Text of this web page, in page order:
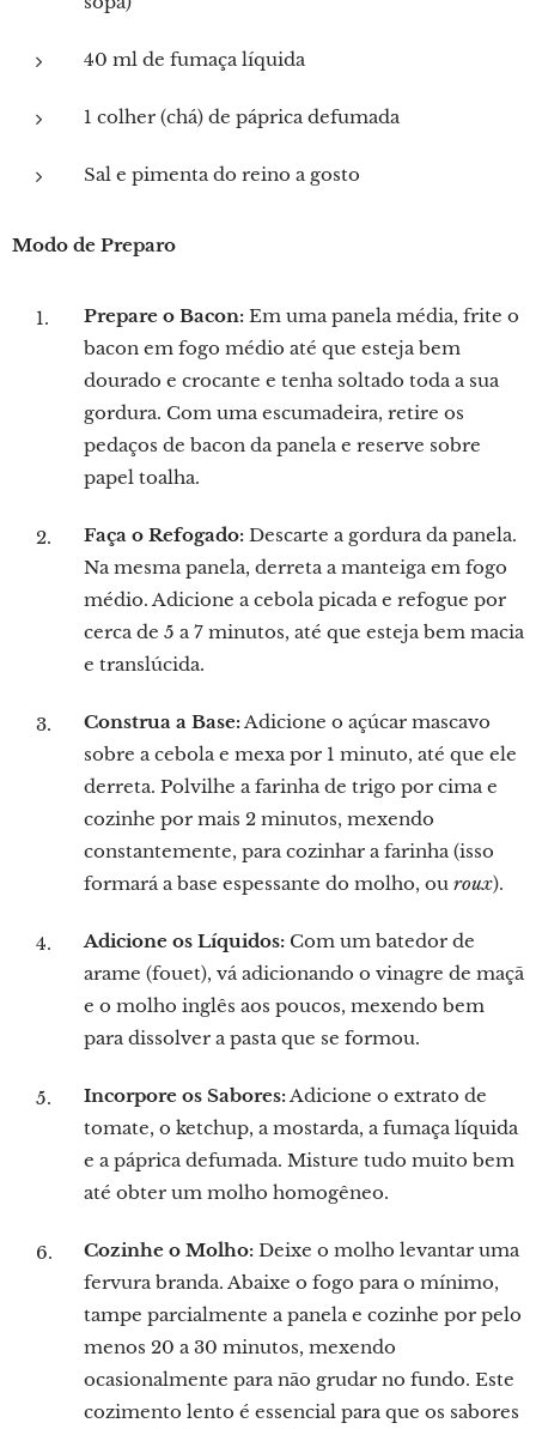
40 ml de fumaça líquida
1 colher (chá) de páprica defumada
Sal e pimenta do reino a gosto
Modo de Preparo
Prepare o Bacon: Em uma panela média, frite o
bacon em fogo médio até que esteja bem
dourado e crocante e tenha soltado toda a sua
gordura. Com uma escumadeira, retire os
pedaços de bacon da panela e reserve sobre
papel toalha.
Faça o Refogado: Descarte a gordura da panela.
Na mesma panela, derreta a manteiga em fogo
médio. Adicione a cebola picada e refogue por
cerca de 5 a 7 minutos, até que esteja bem macia
e translúcida.
Construa a Base:Adicione o açúcar mascavo
sobre a cebola e mexa por 1 minuto, até que ele
derreta. Polvilhe a farinha de trigo por cima e
cozinhe por mais 2 minutos, mexendo
constantemente, para cozinhar a farinha (isso
formará a base espessante do molho, ou roux).
Adicione os Líquidos: Com um batedor de
arame (fouet), vá adicionando o vinagre de maçã
e o molho inglês aos poucos, mexendo bem
para dissolver a pasta que se formou.
Incorpore os Sabores:Adicione o extrato de
tomate, o ketchup, a mostarda, a fumaça líquida
e a páprica defumada. Misture tudo muito bem
até obter um molho homogêneo.
Cozinhe o Molho: Deixe o molho levantar uma
fervura branda. Abaixe o fogo para o mínimo,
tampe parcialmente a panela e cozinhe por pelo
menos 20 a 30 minutos, mexendo
ocasionalmente para não grudar no fundo. Este
cozimento lento é essencial para que os sabores